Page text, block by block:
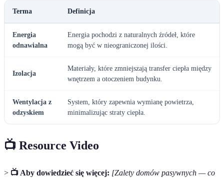
Terma Definicja
Energia
odnawialna
Energia pochodzi z naturalnych źródeł, które
mogą być w nieograniczonej ilości.
Izolacja
Materiały, które zmniejszają transfer ciepła między
wnętrzem a otoczeniem budynku.
Wentylacja z
odzyskiem
System, który zapewnia wymianę powietrza,
minimalizując straty ciepła.
📺 Resource Video
> 📺 Aby dowiedzieć się więcej: [Zalety domów pasywnych — co